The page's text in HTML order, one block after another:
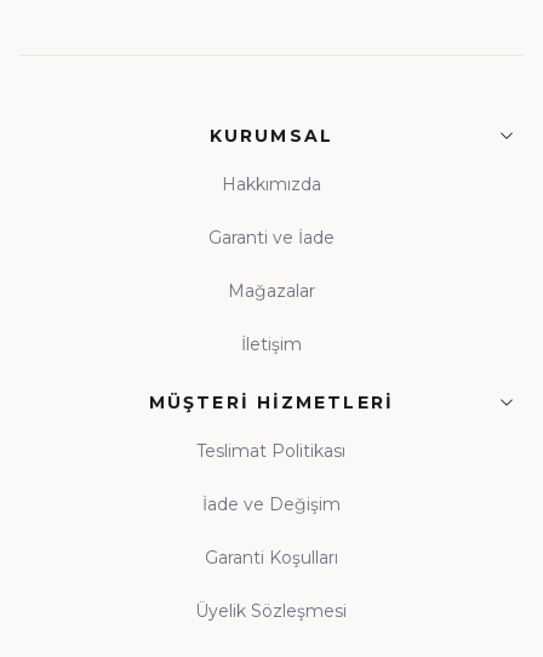
KURUMSAL
Hakkımızda
Garanti ve İade
Mağazalar
İletişim
MÜŞTERI HIZMETLERI
Teslimat Politikası
İade ve Değişim
Garanti Koşulları
Üyelik Sözleşmesi